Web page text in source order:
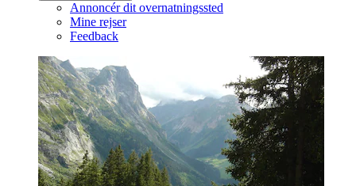
Annoncér dit overnatningssted
Mine rejser
Feedback